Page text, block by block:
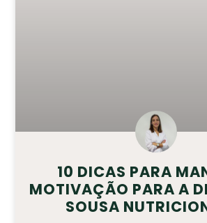
10 DICAS PARA
MOTIVAÇÃO PARA A
SOUSA